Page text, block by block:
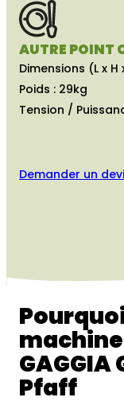
AUTRE POINT
Dimensions (L x H
Poids : 29kg
Tension /
Demander un
machine
GAGGIA
Pfaff